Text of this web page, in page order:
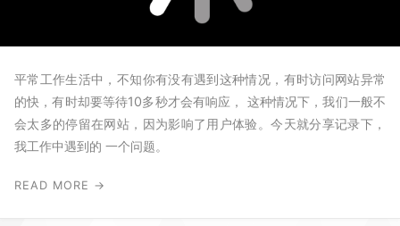
平常工作生活中，不知你有没有遇到这种情况，有时访问网站异常
的快，有时却要等待10多秒才会有响应， 这种情况下，我们一般不
会太多的停留在网站，因为影响了用户体验。今天就分享记录下，
我工作中遇到的 一个问题。
READ MORE →